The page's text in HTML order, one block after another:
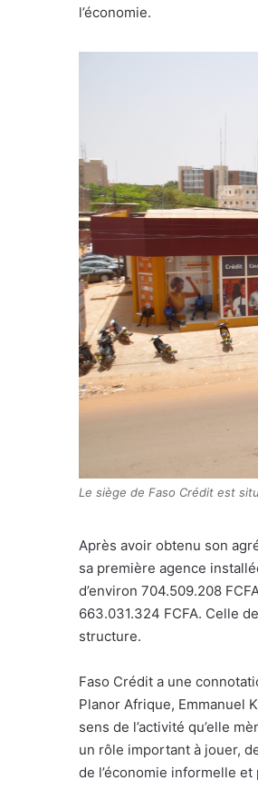
l’économie.
Le siège de Faso Crédit est
Après avoir obtenu son
sa première agence
d’environ 704.509.208
663.031.324 FCFA. Celle
structure.
Faso Crédit a une
Planor Afrique, Emmanuel
sens de l’activité qu’elle
un rôle important à jouer,
de l’économie informelle